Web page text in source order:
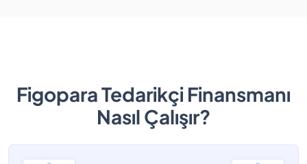
Figopara Tedarikçi Finansmanı
Nasıl Çalışır?